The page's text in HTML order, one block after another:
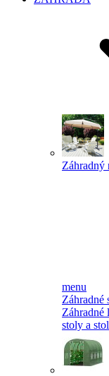
Záhradný
menu
Záhradné
Záhradné
stoly a